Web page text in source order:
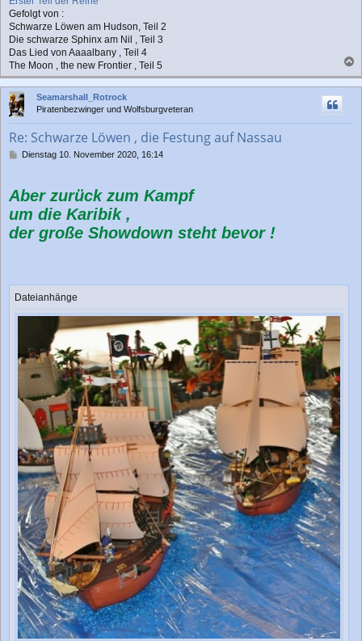
Gefolgt von :
Schwarze Löwen am Hudson, Teil 2
Die schwarze Sphinx am Nil , Teil 3
Das Lied von Aaaalbany , Teil 4
The Moon , the new Frontier , Teil 5
a
c
Seamarshall_Rotrock
Piratenbezwinger und Wolfsburgveteran
Re: Schwarze Löwen , die Festung auf Nassau
B
r
a
g
Dienstag 10. November 2020, 16:14
Aber zurück zum Kampf
um die Karibik ,
der große Showdown steht bevor !
Dateianhänge